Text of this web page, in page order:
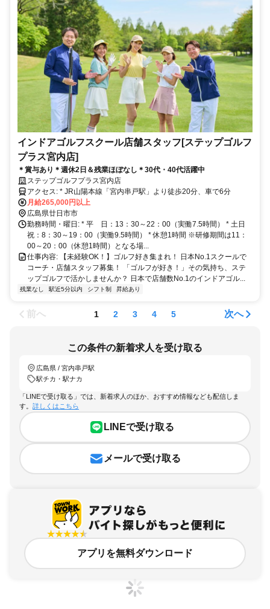
インドアゴルフスクール店舗スタッフ[ステップゴルフ
プラス宮内店]
＊賞与あり＊週休2日＆残業ほぼなし＊30代・40代活躍中
ステップゴルフプラス宮内店
アクセス: * JR山陽本線「宮内串戸駅」より徒歩20分、車で6分
月給265,000円以上
広島県廿日市市
勤務時間・曜日: * 平 日：13：30～22：00（実働7.5時間） * 土日
祝：8：30～19：00（実働9.5時間） * 休憩1時間 ※研修期間は11：
00～20：00（休憩1時間）となる場...
仕事内容: 【未経験OK！】ゴルフ好き集まれ！ 日本No.1スクールで
コーチ・店舗スタッフ募集！ 「ゴルフが好き！」その気持ち、ステ
ップゴルフで活かしませんか？ 日本で店舗数No.1のインドアゴル...
残業なし 駅近5分以内 シフト制 昇給あり
前へ 1 2 3 4 5 次へ
この条件の新着求人を受け取る
広島県 / 宮内串戸駅
駅チカ・駅ナカ
「LINEで受け取る」では、新着求人のほか、おすすめ情報なども配信しま
す。 詳しくはこちら
LINEで受け取る
メールで受け取る
アプリを無料ダウンロード